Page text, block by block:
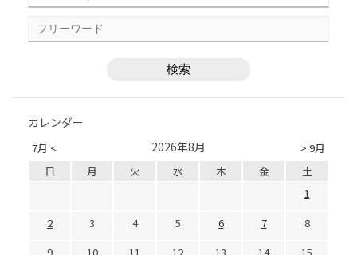
カレンダー
7月 < > 9月
2026年8月
日 月 火 水 木 金
土
1
2
3 4 5 6 7
8
9
10 11 12 13 14
15